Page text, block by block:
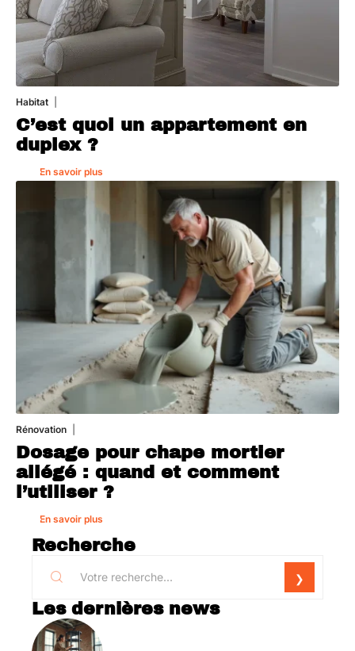
Habitat
C’est quoi un appartement en
duplex ?
En savoir plus
Rénovation
Dosage pour chape mortier
allégé : quand et comment
l’utiliser ?
En savoir plus
Recherche
Les dernières news